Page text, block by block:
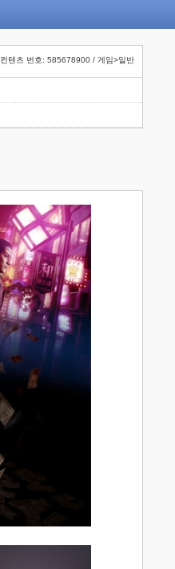
컨텐츠 번호: 585678900 / 게임>일반